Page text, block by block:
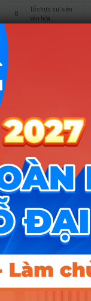
8
Tổ chức sự kiện
văn hóa
13 Bảo tàng học
Kinh doanh xuất
bản phẩm
15 Luật
Văn hóa du lịch
Lữ hành, hướng
Hướng dẫn du lịch
quốc tế
doanh du lịch